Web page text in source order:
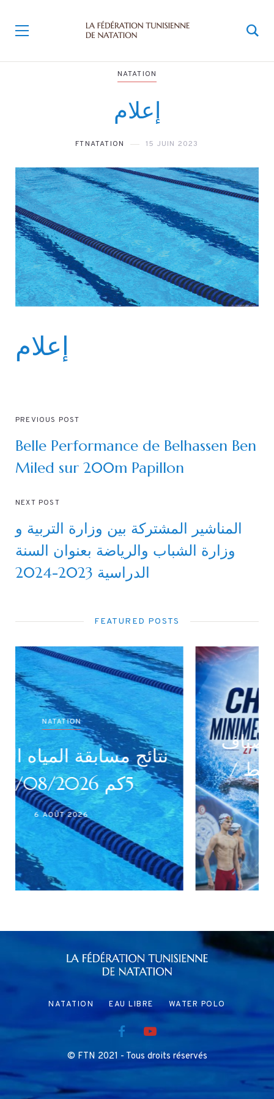
NATATION
إعلام
FTNATATION 15 JUIN 2023
إعلام
PREVIOUS POST
Belle Performance de Belhassen Ben
Miled sur 200m Papillon
NEXT POST
المناشير المشتركة بين وزارة التربية و
وزارة الشباب والرياضة بعنوان السنة
الدراسية 2023-2024
FEATURED POSTS
NATATION
نتائج بطولة جميع الأصناف
(أداني /أصاغر/أواسط /
أكابر)
27 JUILLET 2026
© FTN 2021 - Tous droits réservés
NATATION EAU LIBRE WATER POLO